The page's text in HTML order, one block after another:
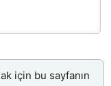
için bu sayfanın